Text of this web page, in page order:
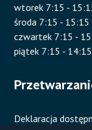
wtorek 7:15 -
środa 7:15 - 15:15
czwartek 7:15 -
piątek 7:15 - 14:15
Deklaracja